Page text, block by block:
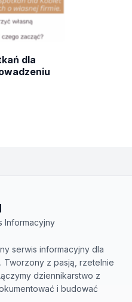
dla
Informacyjny
serwis informacyjny dla
Tworzony z pasją, rzetelnie
dziennikarstwo z
i budować